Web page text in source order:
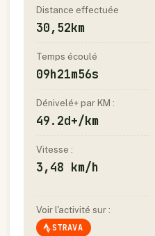
Distance effectuée
30,52km
Temps écoulé
09h21m56s
Dénivelé+ par KM :
49.2d+/km
Vitesse :
3,48 km/h
Voir l'activité sur :
STRAVA